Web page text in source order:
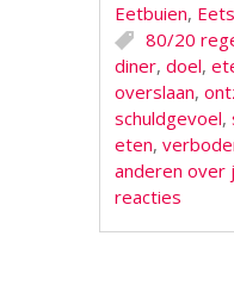
Eetbuien,
80/20
diner,doel,
overslaan,
schuldgevoel,
eten,
anderen over
reacties